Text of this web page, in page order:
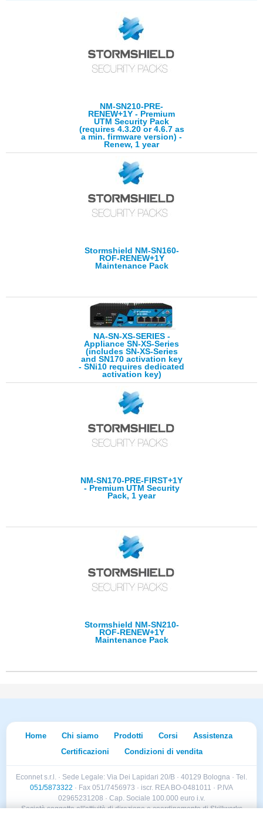
NM-SN210-PRE-
RENEW+1Y - Premium
UTM Security Pack
(requires 4.3.20 or 4.6.7 as
a min. firmware version) -
Renew, 1 year
Stormshield NM-SN160-
ROF-RENEW+1Y
Maintenance Pack
NA-SN-XS-SERIES -
Appliance SN-XS-Series
(includes SN-XS-Series
and SN170 activation key
- SNi10 requires dedicated
activation key)
NM-SN170-PRE-FIRST+1Y
- Premium UTM Security
Pack, 1 year
Stormshield NM-SN210-
ROF-RENEW+1Y
Maintenance Pack
Home Chi siamo Prodotti Corsi
Assistenza
Certificazioni
Condizioni di vendita
Econnet s.r.l. · Sede Legale: Via Dei Lapidari 20/B · 40129 Bologna · Tel.
051/5873322 · Fax 051/7456973 · iscr. REA BO-0481011 · P.IVA
02965231208 · Cap. Sociale 100.000 euro i.v.
Società soggetta all'attività di direzione e coordinamento di Skillworks